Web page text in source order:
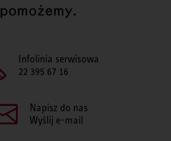
pomożemy.
Infolinia serwisowa
22 395 67 16
Napisz do nas
Wyślij e-mail